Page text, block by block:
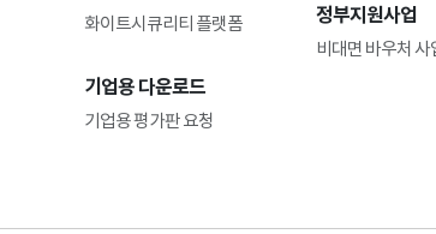
화이트시큐리티 플랫폼
기업용 다운로드
기업용 평가판 요청
정부지원사업
비대면 바우처 사